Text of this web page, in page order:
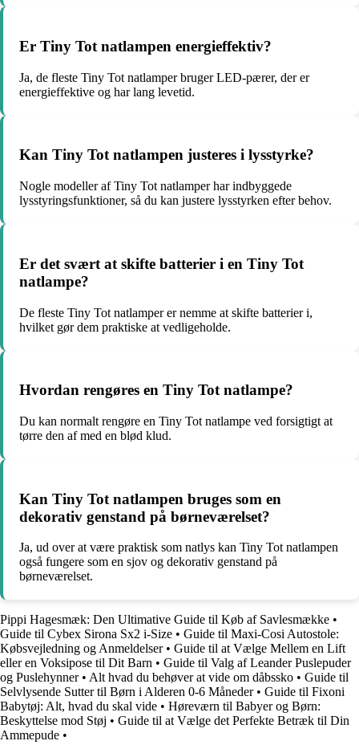
Er Tiny Tot natlampen energieffektiv?
Ja, de fleste Tiny Tot natlamper bruger LED-pærer, der er
energieffektive og har lang levetid.
Kan Tiny Tot natlampen justeres i lysstyrke?
Nogle modeller af Tiny Tot natlamper har indbyggede
lysstyringsfunktioner, så du kan justere lysstyrken efter behov.
Er det svært at skifte batterier i en Tiny Tot
natlampe?
De fleste Tiny Tot natlamper er nemme at skifte batterier i,
hvilket gør dem praktiske at vedligeholde.
Hvordan rengøres en Tiny Tot natlampe?
Du kan normalt rengøre en Tiny Tot natlampe ved forsigtigt at
tørre den af med en blød klud.
Kan Tiny Tot natlampen bruges som en
dekorativ genstand på børneværelset?
Ja, ud over at være praktisk som natlys kan Tiny Tot natlampen
også fungere som en sjov og dekorativ genstand på
børneværelset.
Pippi Hagesmæk: Den Ultimative Guide til Køb af Savlesmække •
Guide til Cybex Sirona Sx2 i-Size • Guide til Maxi-Cosi Autostole:
Købsvejledning og Anmeldelser• Guide til at Vælge Mellem en Lift
eller en Voksipose til Dit Barn • Guide til Valg af Leander Puslepuder
og Puslehynner• Alt hvad du behøver at vide om dåbssko • Guide til
Selvlysende Sutter til Børn i Alderen 0-6 Måneder• Guide til Fixoni
Babytøj: Alt, hvad du skal vide • Høreværn til Babyer og Børn:
Beskyttelse mod Støj • Guide til at Vælge det Perfekte Betræk til Din
Ammepude •